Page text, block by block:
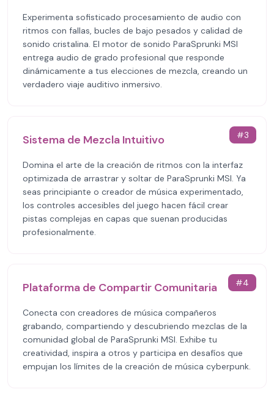
Experimenta sofisticado procesamiento de audio con
ritmos con fallas, bucles de bajo pesados y calidad de
sonido cristalina. El motor de sonido ParaSprunki MSI
entrega audio de grado profesional que responde
dinámicamente a tus elecciones de mezcla, creando un
verdadero viaje auditivo inmersivo.
#3
Sistema de Mezcla Intuitivo
Domina el arte de la creación de ritmos con la interfaz
optimizada de arrastrar y soltar de ParaSprunki MSI. Ya
seas principiante o creador de música experimentado,
los controles accesibles del juego hacen fácil crear
pistas complejas en capas que suenan producidas
profesionalmente.
#4
Plataforma de Compartir Comunitaria
Conecta con creadores de música compañeros
grabando, compartiendo y descubriendo mezclas de la
comunidad global de ParaSprunki MSI. Exhibe tu
creatividad, inspira a otros y participa en desafíos que
empujan los límites de la creación de música cyberpunk.